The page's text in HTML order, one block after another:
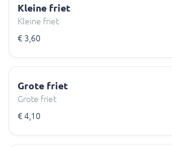
Kleine friet
Kleine friet
€ 3,60
Grote friet
Grote friet
€ 4,10